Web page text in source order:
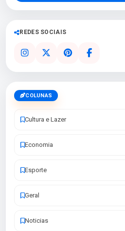
REDES SOCIAIS
COLUNAS
Cultura e Lazer
Economia
Esporte
Geral
Noticias